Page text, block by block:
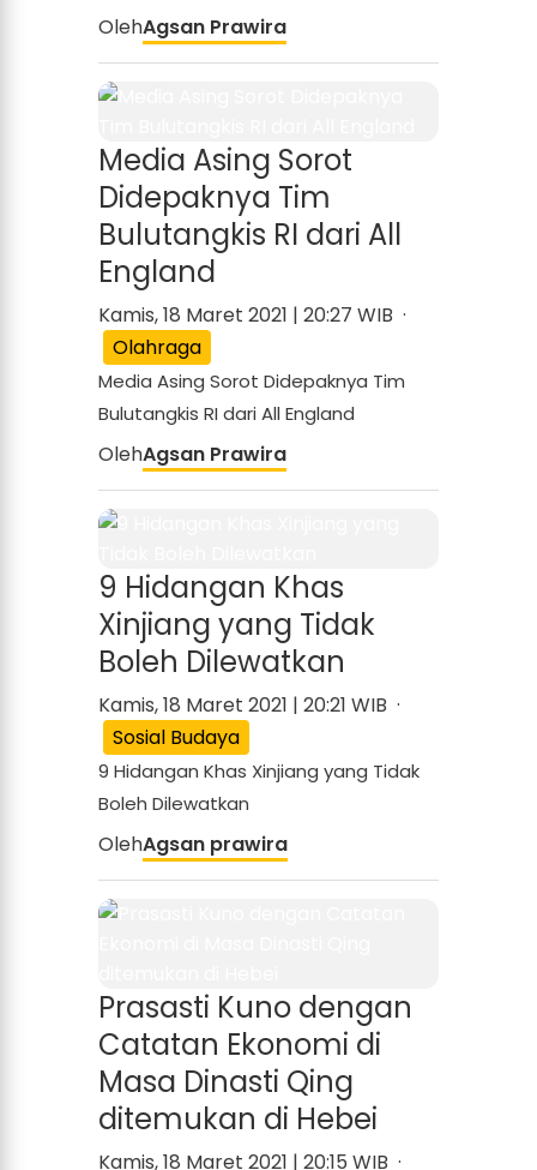
OlehAgsan Prawira
Media Asing Sorot
Didepaknya Tim
Bulutangkis RI dari All
England
Kamis, 18 Maret 2021 | 20:27 WIB ·
Olahraga
Media Asing Sorot Didepaknya Tim
Bulutangkis RI dari All England
OlehAgsan Prawira
9 Hidangan Khas
Xinjiang yang Tidak
Boleh Dilewatkan
Kamis, 18 Maret 2021 | 20:21 WIB ·
Sosial Budaya
9 Hidangan Khas Xinjiang yang Tidak
Boleh Dilewatkan
OlehAgsan prawira
Prasasti Kuno dengan
Catatan Ekonomi di
Masa Dinasti Qing
ditemukan di Hebei
Kamis, 18 Maret 2021 | 20:15 WIB ·